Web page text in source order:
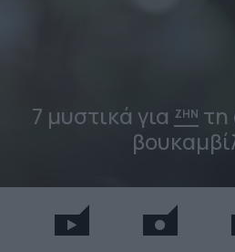
7 μυστικά για ΖΗΝ τη